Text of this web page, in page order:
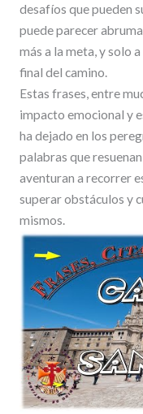
desafíos que pueden
puede parecer
más a la meta, y solo
final del camino.
Estas frases, entre
impacto emocional y
ha dejado en los
palabras que
aventuran a recorrer
superar obstáculos y
mismos.